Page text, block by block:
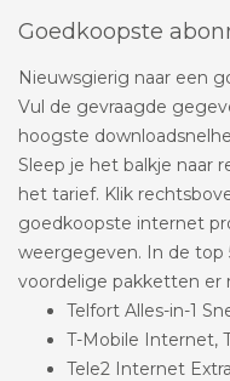
Goedkoopste
Nieuwsgierig naar een
Vul de gevraagde
hoogste
Sleep je het balkje naar
het tarief. Klik
goedkoopste internet
weergegeven. In de top
voordelige pakketten er
Telfort Alles-in-1
T-Mobile Internet,
Tele2 Internet